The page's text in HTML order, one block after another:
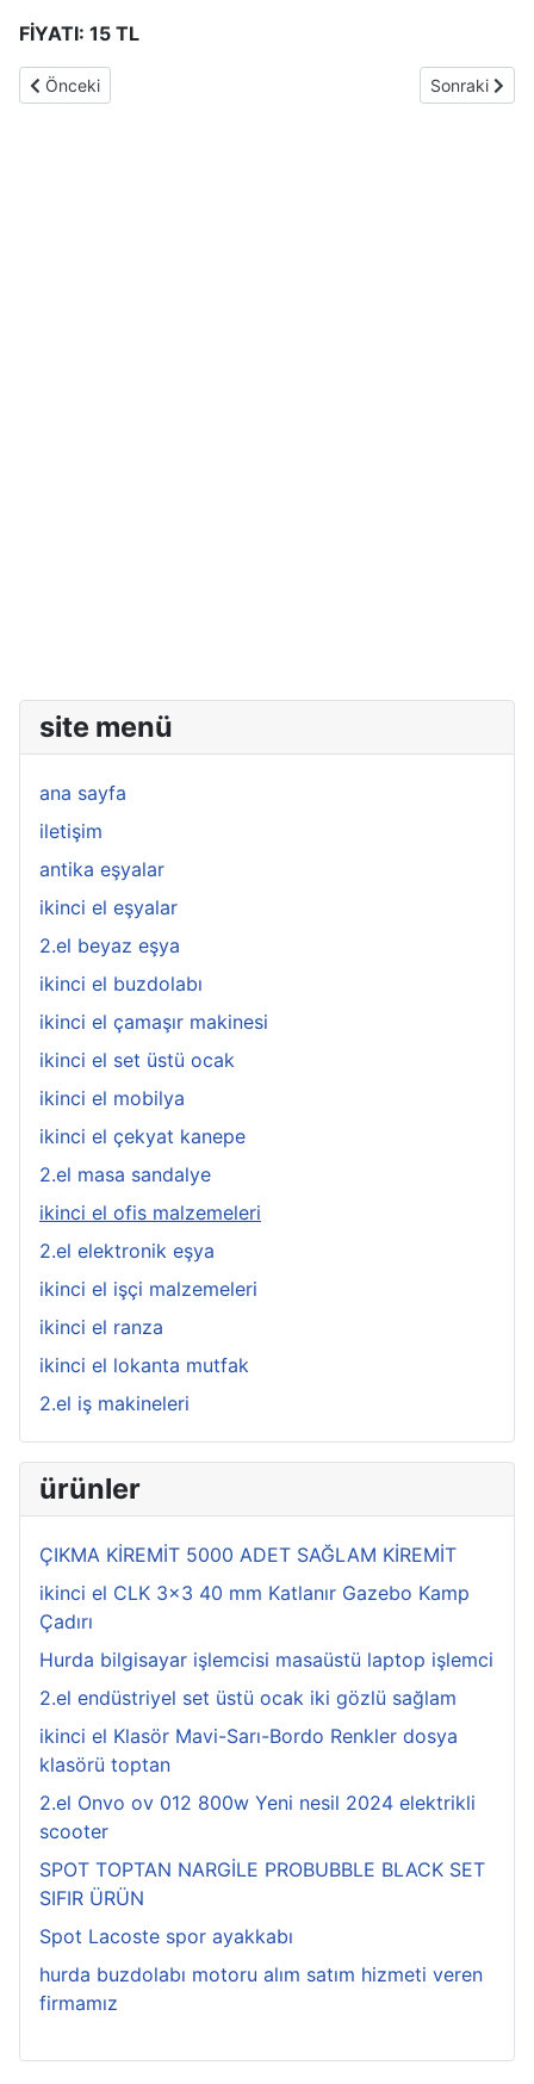
FİYATI: 15 TL
Önceki makale: Ofis büro bekleme koltuğu ikinci el temiz
Önceki Sonraki
Sonraki
site menü
ana sayfa
iletişim
antika eşyalar
ikinci el eşyalar
2.el beyaz eşya
ikinci el buzdolabı
ikinci el çamaşır makinesi
ikinci el set üstü ocak
ikinci el mobilya
ikinci el çekyat kanepe
2.el masa sandalye
ikinci el ofis malzemeleri
2.el elektronik eşya
ikinci el işçi malzemeleri
ikinci el ranza
ikinci el lokanta mutfak
2.el iş makineleri
ürünler
ÇIKMA KİREMİT 5000 ADET SAĞLAM KİREMİT
ikinci el CLK 3x3 40 mm Katlanır Gazebo Kamp
Çadırı
Hurda bilgisayar işlemcisi masaüstü laptop işlemci
2.el endüstriyel set üstü ocak iki gözlü sağlam
ikinci el Klasör Mavi-Sarı-Bordo Renkler dosya
klasörü toptan
2.el Onvo ov 012 800w Yeni nesil 2024 elektrikli
scooter
SPOT TOPTAN NARGİLE PROBUBBLE BLACK SET
SIFIR ÜRÜN
Spot Lacoste spor ayakkabı
hurda buzdolabı motoru alım satım hizmeti veren
firmamız